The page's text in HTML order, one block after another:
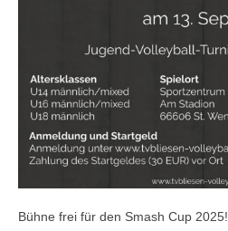
Bühne frei für den Smash Cup 2025!